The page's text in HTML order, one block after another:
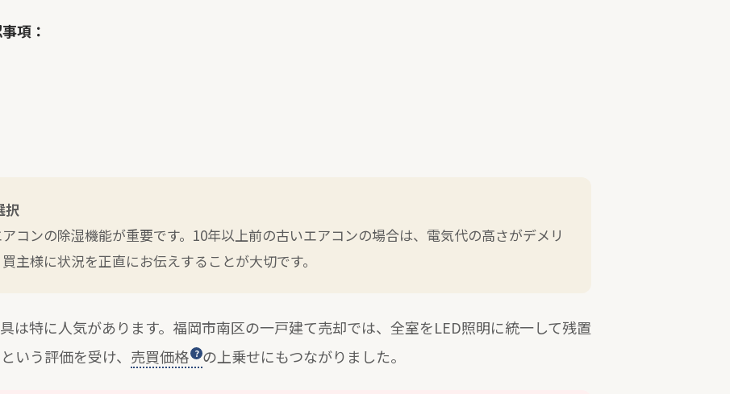
項：
択
コンの除湿機能が重要です。10年以上前の古いエアコンの場合は、電気代の高さがデメリ
主様に状況を正直にお伝えすることが大切です。
は特に人気があります。福岡市南区の一戸建て売却では、全室をLED照明に統一して残置
いう評価を受け、 売買価格 の上乗せにもつながりました。